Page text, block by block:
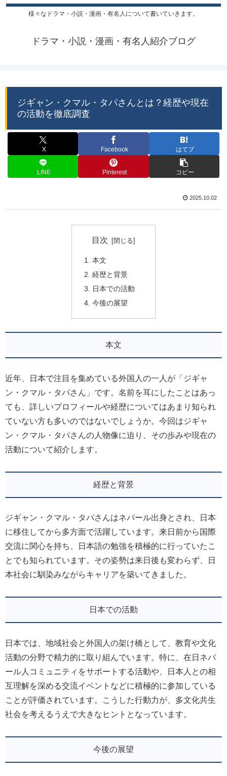
様々なドラマ・小説・漫画・有名人について書いていきます。
ドラマ・小説・漫画・有名人紹介ブログ
ジギャン・クマル・タパさんとは？経歴や現在
の活動を徹底調査
X Facebook はてブ
LINE Pinterest コピー
2025.10.02
目次
本文
経歴と背景
日本での活動
今後の展望
本文
近年、日本で注目を集めている外国人の一人が「ジギャ
ン・クマル・タパさん」です。名前を耳にしたことはあっ
ても、詳しいプロフィールや経歴についてはあまり知られ
ていない方も多いのではないでしょうか。今回はジギャ
ン・クマル・タパさんの人物像に迫り、その歩みや現在の
活動について紹介します。
経歴と背景
ジギャン・クマル・タパさんはネパール出身とされ、日本
に移住してから多方面で活躍しています。来日前から国際
交流に関心を持ち、日本語の勉強を積極的に行っていたこ
とでも知られています。その姿勢は来日後も変わらず、日
本社会に馴染みながらキャリアを築いてきました。
日本での活動
日本では、地域社会と外国人の架け橋として、教育や文化
活動の分野で精力的に取り組んでいます。特に、在日ネパ
ール人コミュニティをサポートする活動や、日本人との相
互理解を深める交流イベントなどに積極的に参加している
ことが評価されています。こうした行動力が、多文化共生
社会を考えるうえで大きなヒントとなっています。
今後の展望